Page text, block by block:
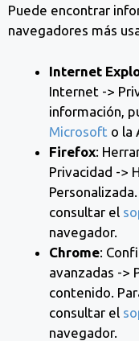
Puede encontrar
navegadores más
Internet
Internet ->
información,
Microsoft o la
Firefox:
Privacidad ->
consultar el
navegador.
Chrome:
avanzadas ->
contenido.
consultar el
navegador.